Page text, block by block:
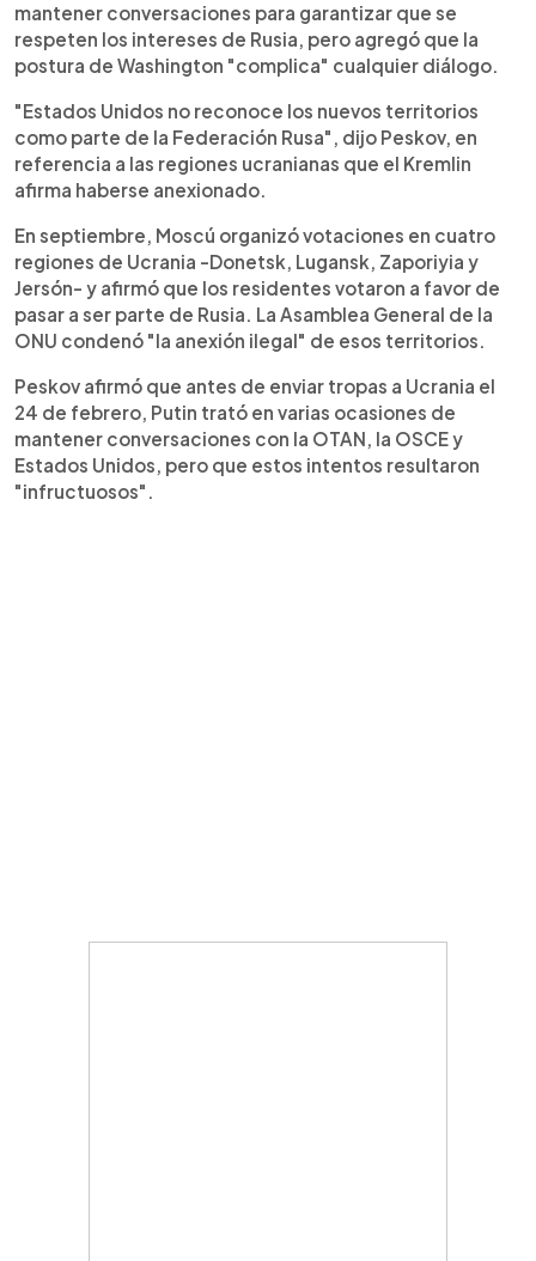
mantener conversaciones para garantizar que se
respeten los intereses de Rusia, pero agregó que la
postura de Washington "complica" cualquier diálogo.
"Estados Unidos no reconoce los nuevos territorios
como parte de la Federación Rusa", dijo Peskov, en
referencia a las regiones ucranianas que el Kremlin
afirma haberse anexionado.
En septiembre, Moscú organizó votaciones en cuatro
regiones de Ucrania -Donetsk, Lugansk, Zaporiyia y
Jersón- y afirmó que los residentes votaron a favor de
pasar a ser parte de Rusia. La Asamblea General de la
ONU condenó "la anexión ilegal" de esos territorios.
Peskov afirmó que antes de enviar tropas a Ucrania el
24 de febrero, Putin trató en varias ocasiones de
mantener conversaciones con la OTAN, la OSCE y
Estados Unidos, pero que estos intentos resultaron
"infructuosos".